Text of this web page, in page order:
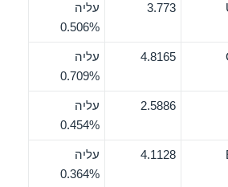
3.773
עליה
0.506%
4.8165
עליה
0.709%
2.5886
עליה
0.454%
4.1128
עליה
0.364%